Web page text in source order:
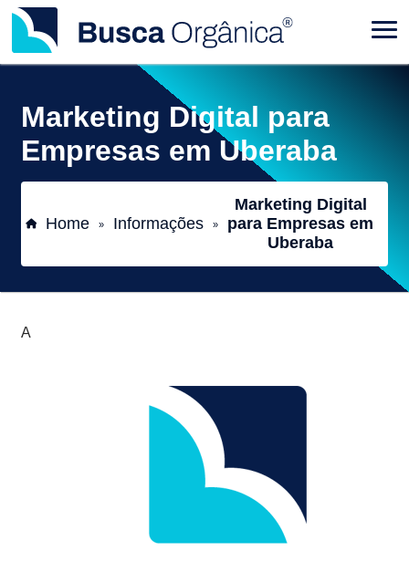
Marketing Digital para
Empresas em Uberaba
Home » Informações »
Marketing Digital
para Empresas em
Uberaba
A